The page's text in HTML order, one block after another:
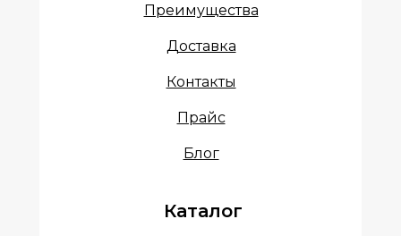
Преимущества
Доставка
Контакты
Прайс
Блог
Каталог